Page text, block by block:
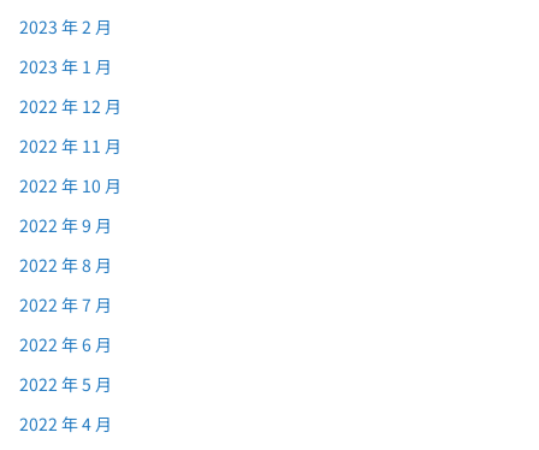
2023 年 2 月
2023 年 1 月
2022 年 12 月
2022 年 11 月
2022 年 10 月
2022 年 9 月
2022 年 8 月
2022 年 7 月
2022 年 6 月
2022 年 5 月
2022 年 4 月